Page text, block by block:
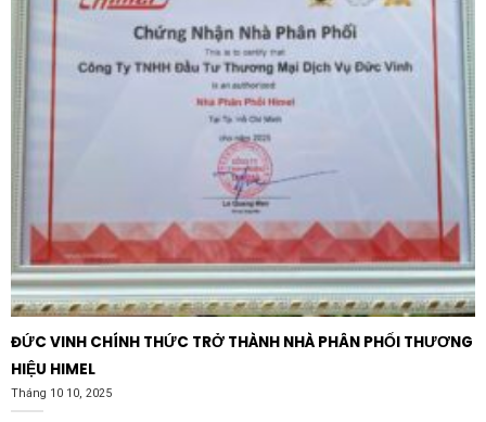
ĐỨC VINH CHÍNH THỨC TRỞ THÀNH NHÀ PHÂN PHỐI THƯƠNG
HIỆU HIMEL
Tháng 10 10, 2025